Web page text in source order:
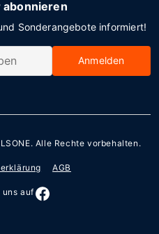
Sonderangebote informiert!
Anmelden
. Alle Rechte vorbehalten.
AGB
uns auf